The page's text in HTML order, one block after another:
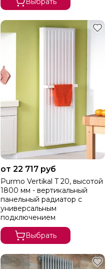
от 22 717 руб
Purmo Vertikal T 20, высотой
1800 мм - вертикальный
панельный радиатор с
универсальным
подключением
Выбрать